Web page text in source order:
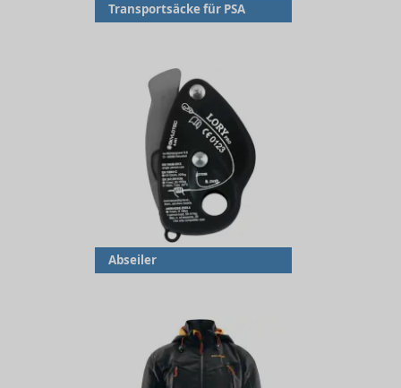
Transportsäcke für PSA
Abseiler